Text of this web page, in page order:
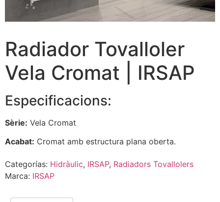
Radiador Tovalloler
Vela Cromat | IRSAP
Especificacions:
Sèrie: Vela Cromat
Acabat: Cromat amb estructura plana oberta.
Categorías: Hidràulic, IRSAP, Radiadors Tovallolers
Marca: IRSAP